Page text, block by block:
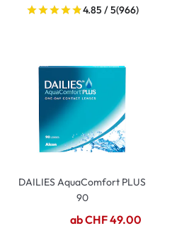
4.85 / 5(966)
DAILIES AquaComfort PLUS
90
ab CHF 49.00